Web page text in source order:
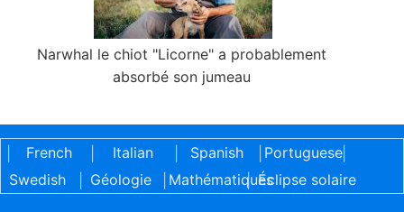
Narwhal le chiot "Licorne" a probablement
absorbé son jumeau
French Italian Spanish Portuguese|
Swedish
Géologie Mathématiques
| Éclipse solaire